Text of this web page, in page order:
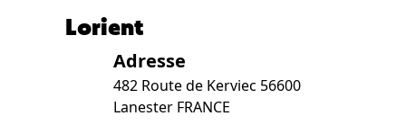
Lorient
Adresse
482 Route de Kerviec 56600
Lanester FRANCE